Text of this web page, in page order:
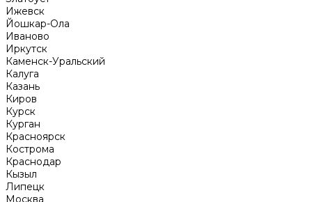
Ижевск
Йошкар-Ола
Иваново
Иркутск
Каменск-Уральский
Калуга
Казань
Киров
Курск
Курган
Красноярск
Кострома
Краснодар
Кызыл
Липецк
Москва